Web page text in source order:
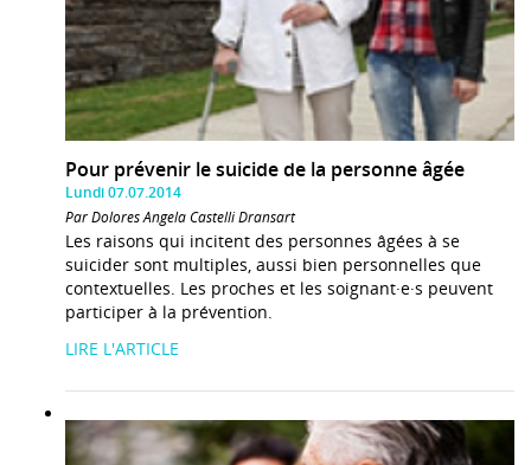
Pour prévenir le suicide de la personne âgée
Lundi 07.07.2014
Par Dolores Angela Castelli Dransart
Les raisons qui incitent des personnes âgées à se
suicider sont multiples, aussi bien personnelles que
contextuelles. Les proches et les soignant·e·s peuvent
participer à la prévention.
LIRE L'ARTICLE